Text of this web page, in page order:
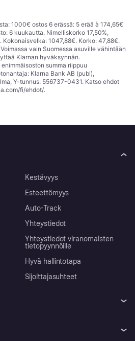
1000€ ostos 6 erässä: 5 erää à 174,65€
6 kuukautta. Nimelliskorko 17,50%,
Kokonaisvelka: 1047,88€. Korko: 47,88€.
vain Suomessa asuville vähintään
Klarnan hyväksynnän.
summa riippuu
Klarna Bank AB (publ),
Y-tunnus: 556737-0431. Katso ehdot
fi/ehdot/.
Kestävyys
Esteettömyys
Auto-Track
Yhteystiedot
Yhteystiedot viranomaisten
tietopyynnöille
Hyvä hallintotapa
Sijoittajasuhteet